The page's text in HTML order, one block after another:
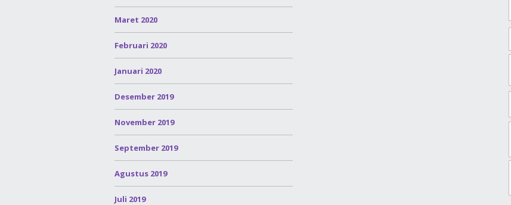
Maret 2020
Februari 2020
Januari 2020
Desember 2019
November 2019
September 2019
Agustus 2019
Juli 2019